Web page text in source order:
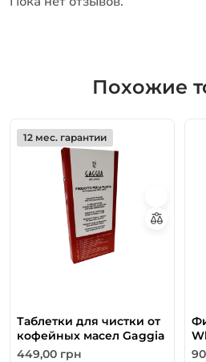
Похожие
12 мес. гарантии
Таблетки для чистки от
кофейных масел Gaggia
449,00 грн